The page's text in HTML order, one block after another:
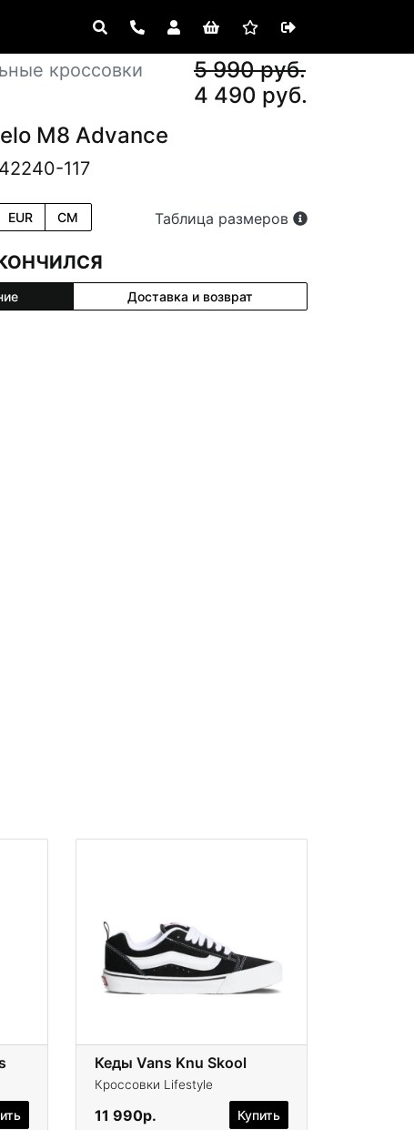
кроссовки
5 990 руб.
4 490 руб.
M8 Advance
117
EUR CM Таблица размеров
Доставка и возврат
Кеды Vans Knu Skool
Кроссовки Lifestyle
11 990р. Купить